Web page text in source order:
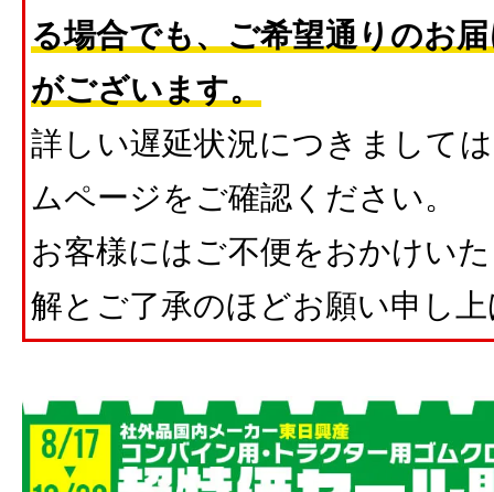
る場合でも、ご希望通りのお
がございます。
詳しい遅延状況につきまして
ムページをご確認ください。
お客様にはご不便をおかけい
解とご了承のほどお願い申し